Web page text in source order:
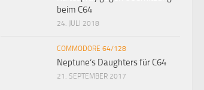
beim C64
24. JULI 2018
COMMODORE 64/128
Neptune’s Daughters für C64
21. SEPTEMBER 2017